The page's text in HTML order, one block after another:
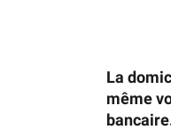
La
même